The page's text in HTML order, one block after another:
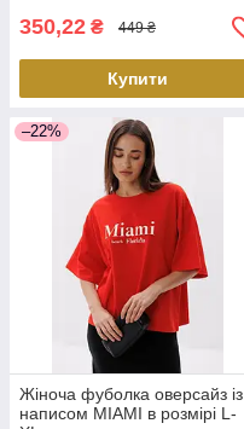
350,22 ₴ 449 ₴
Купити
–22%
Жіноча фуболка оверсайз із
написом MIAMI в розмірі L-